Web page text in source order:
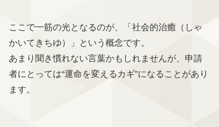
ここで一筋の光となるのが、「社会的治癒（しゃ
かいてきちゆ）」という概念です。
あまり聞き慣れない言葉かもしれませんが、申請
者にとっては“運命を変えるカギ”になることがあり
ます。